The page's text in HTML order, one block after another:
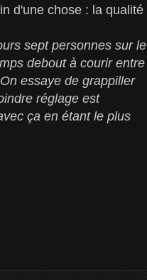
d'une chose : la qualité
sept personnes sur le
debout à courir entre
essaye de grappiller
réglage est
ça en étant le plus